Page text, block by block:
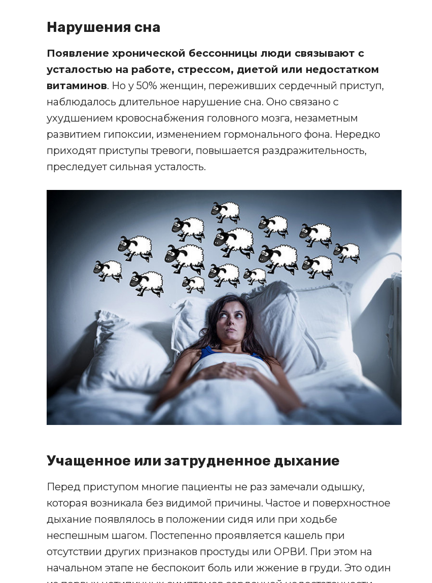
Нарушения сна
Появление хронической бессонницы люди связывают с
усталостью на работе, стрессом, диетой или недостатком
витаминов. Но у 50% женщин, переживших сердечный приступ,
наблюдалось длительное нарушение сна. Оно связано с
ухудшением кровоснабжения головного мозга, незаметным
развитием гипоксии, изменением гормонального фона. Нередко
приходят приступы тревоги, повышается раздражительность,
преследует сильная усталость.
Учащенное или затрудненное дыхание
Перед приступом многие пациенты не раз замечали одышку,
которая возникала без видимой причины. Частое и поверхностное
дыхание появлялось в положении сидя или при ходьбе
неспешным шагом. Постепенно проявляется кашель при
отсутствии других признаков простуды или ОРВИ. При этом на
начальном этапе не беспокоит боль или жжение в груди. Это один